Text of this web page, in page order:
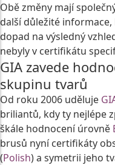
Obě změny mají
další důležité
dopad na výsledný
nebyly v certifikátu
GIA zavede
skupinu tvarů
Od roku 2006 uděluje
briliantů, kdy ty nejlépe
škále hodnocení úrovně
brusů nyní certifikáty
(Polish) a symetrii jeho